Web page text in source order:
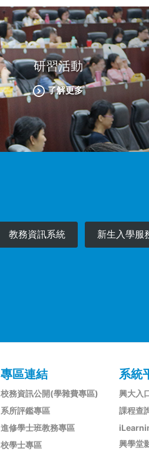
研習活動
了解更多
教務資訊系統 新生入學服
專區連結
校務資訊公開(學雜費專區)
系所評鑑專區
進修學士班教務專區
校學士專區
系統
興大入
課程查
興學堂